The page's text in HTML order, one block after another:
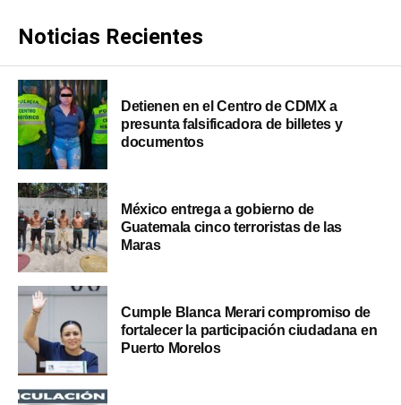
Noticias Recientes
Detienen en el Centro de CDMX a
presunta falsificadora de billetes y
documentos
México entrega a gobierno de
Guatemala cinco terroristas de las
Maras
Cumple Blanca Merari compromiso de
fortalecer la participación ciudadana en
Puerto Morelos